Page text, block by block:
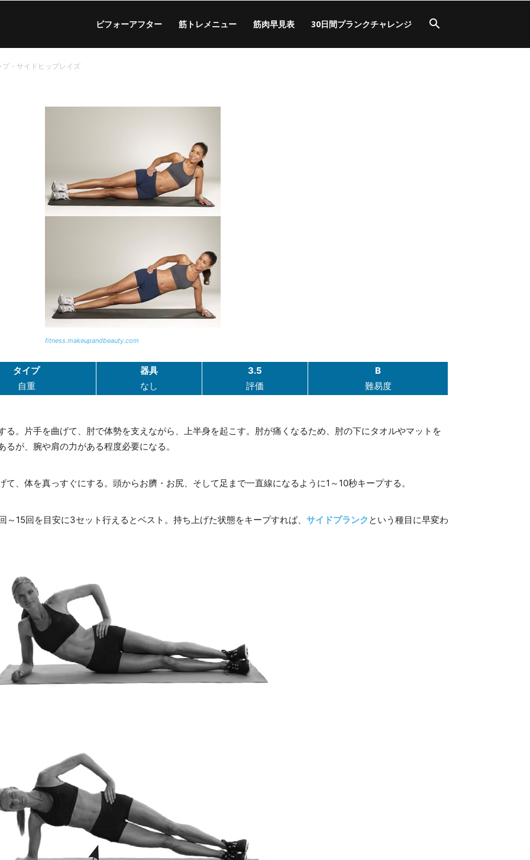
ビフォーアフター 筋トレメニュー 筋肉早見表 30日間プランクチャレンジ
・サイドヒップレイズ
fitness.makeupandbeauty.com
タイプ
自重
器具
なし
3.5
評価
B
難易度
る。片手を曲げて、肘で体勢を支えながら、上半身を起こす。肘が痛くなるため、肘の下にタオルやマットを
が、腕や肩の力がある程度必要になる。
、体を真っすぐにする。頭からお臍・お尻、そして足まで一直線になるように1～10秒キープする。
15回を目安に3セット行えるとベスト。持ち上げた状態をキープすれば、 サイドプランク という種目に早変わ